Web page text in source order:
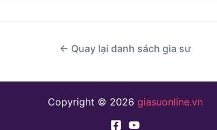
← Quay lại danh sách gia sư
Copyright © 2026 giasuonline.vn